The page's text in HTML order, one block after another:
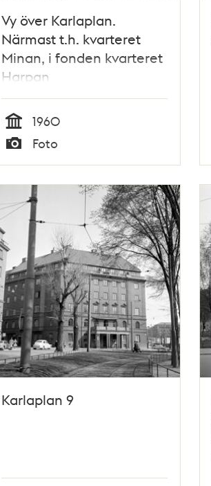
Vy över Karlaplan.
Närmast t.h. kvarteret
Minan, i fonden kvarteret
Harpan
Tid
1960
Typ
Foto
Karlaplan 9